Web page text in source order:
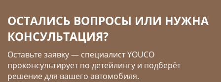
ОСТАЛИСЬ ВОПРОСЫ ИЛИ НУЖНА
КОНСУЛЬТАЦИЯ?
Оставьте заявку — специалист YOUCO
проконсультирует по детейлингу и подберёт
решение для вашего автомобиля.